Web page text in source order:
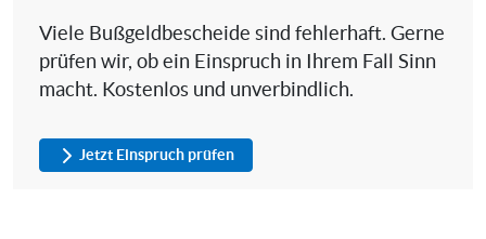
Viele Bußgeldbescheide sind fehlerhaft. Gerne
prüfen wir, ob ein Einspruch in Ihrem Fall Sinn
macht. Kostenlos und unverbindlich.
Jetzt Einspruch prüfen